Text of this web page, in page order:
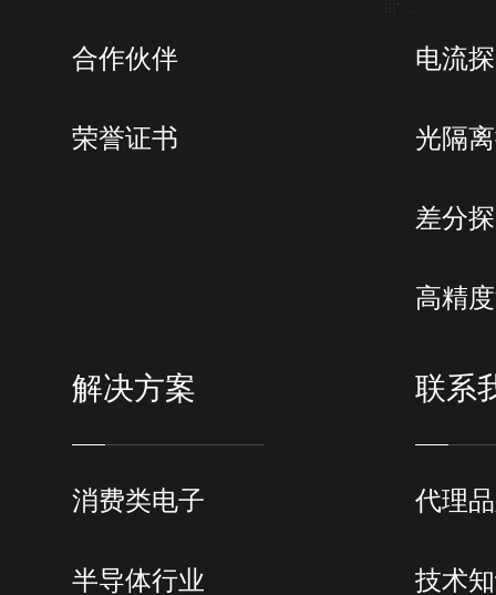
合作伙伴
荣誉证书
电流
光隔
差分
高精
解决方案
消费类电子
半导体行业
联系
代理
技术